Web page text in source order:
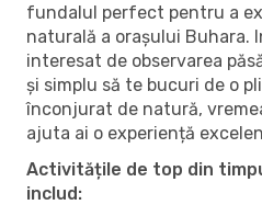
fundalul perfect pentru a
naturală a orașului Buhara.
interesat de observarea
și simplu să te bucuri de o
înconjurat de natură,
ajuta ai o experiență
Activitățile de top din
includ: